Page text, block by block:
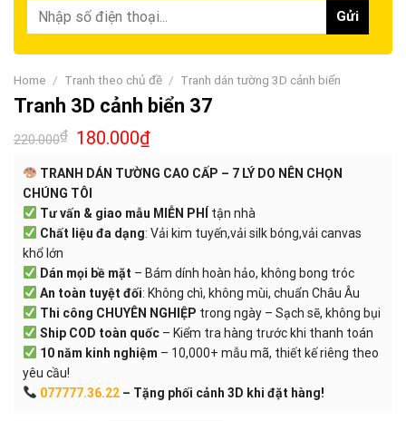
Home / Tranh theo chủ đề / Tranh dán tường 3D cảnh biển
Tranh 3D cảnh biển 37
220.000₫ 180.000₫
TRANH DÁN TƯỜNG CAO CẤP – 7 LÝ DO NÊN CHỌN
CHÚNG TÔI
Tư vấn & giao mẫu MIỄN PHÍ tận nhà
Chất liệu đa dạng: Vải kim tuyến,vải silk bóng,vải canvas
khổ lớn
Dán mọi bề mặt – Bám dính hoàn hảo, không bong tróc
An toàn tuyệt đối: Không chì, không mùi, chuẩn Châu Âu
Thi công CHUYÊN NGHIỆP trong ngày – Sạch sẽ, không bụi
Ship COD toàn quốc– Kiểm tra hàng trước khi thanh toán
10 năm kinh nghiệm – 10,000+ mẫu mã, thiết kế riêng theo
yêu cầu!
077777.36.22– Tặng phối cảnh 3D khi đặt hàng!